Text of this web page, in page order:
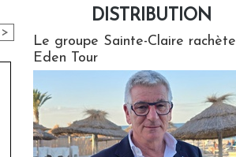
>
DISTRIBUTION
Le groupe Sainte-Claire rachète
Eden Tour